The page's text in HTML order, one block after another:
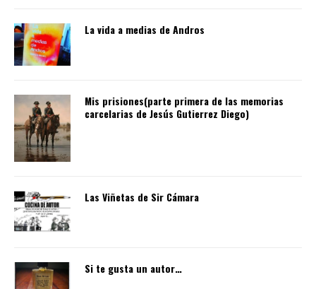
La vida a medias de Andros
Mis prisiones(parte primera de las memorias
carcelarias de Jesús Gutierrez Diego)
Las Viñetas de Sir Cámara
Si te gusta un autor…